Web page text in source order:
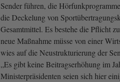
Sender führen, die
die Deckelung von
Gesamtmittel. Es bestehe die Pflicht
neue Maßnahme müsse von einer
wies auf die Neustrukturierung der
„Es gibt keine Beitragserhöhung im
Ministerpräsidenten seien sich hier